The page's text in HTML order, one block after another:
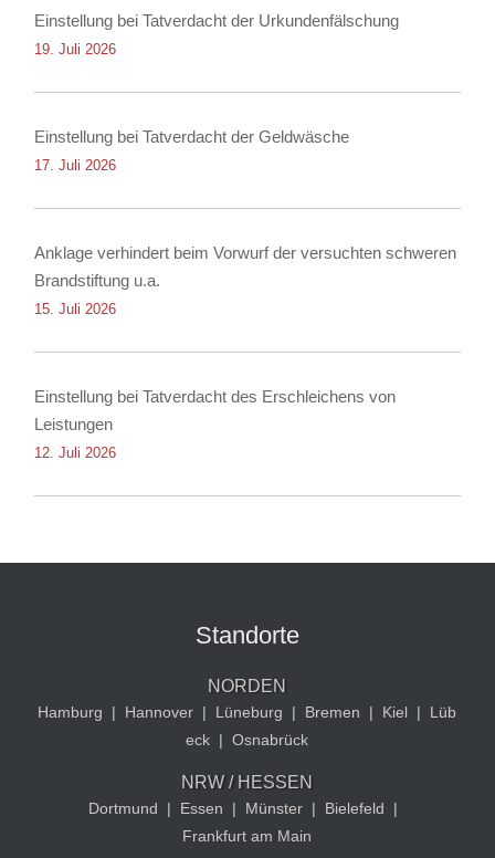
Einstellung bei Tatverdacht der Urkundenfälschung
19. Juli 2026
Einstellung bei Tatverdacht der Geldwäsche
17. Juli 2026
Anklage verhindert beim Vorwurf der versuchten schweren
Brandstiftung u.a.
15. Juli 2026
Einstellung bei Tatverdacht des Erschleichens von
Leistungen
12. Juli 2026
Standorte
NORDEN
Hamburg | Hannover | Lüneburg | Bremen | Kiel |
Lüb
eck | Osnabrück
NRW / HESSEN
Dortmund | Essen | Münster | Bielefeld
|
Frankfurt am Main